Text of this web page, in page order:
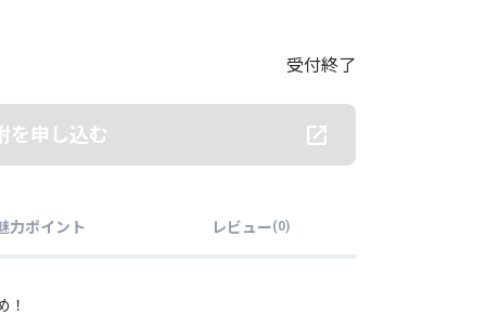
受付終了
を申し込む
力ポイント レビュー(0)
！